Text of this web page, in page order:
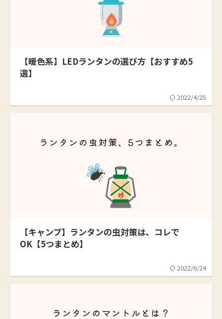
【暖色系】LEDランタンの選び方【おすすめ5
選】
2022/4/25
【キャンプ】ランタンの虫対策は、コレで
OK【5つまとめ】
2022/6/24